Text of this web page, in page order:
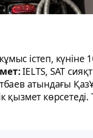
істеп, күніне
IELTS, SAT
атындағы
қызмет